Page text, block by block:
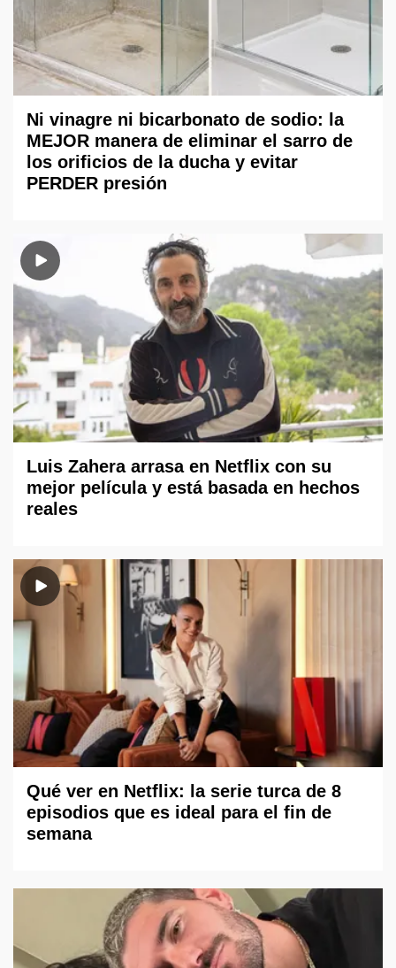
Ni vinagre ni bicarbonato de sodio: la
MEJOR manera de eliminar el sarro de
los orificios de la ducha y evitar
PERDER presión
Luis Zahera arrasa en Netflix con su
mejor película y está basada en hechos
reales
Qué ver en Netflix: la serie turca de 8
episodios que es ideal para el fin de
semana